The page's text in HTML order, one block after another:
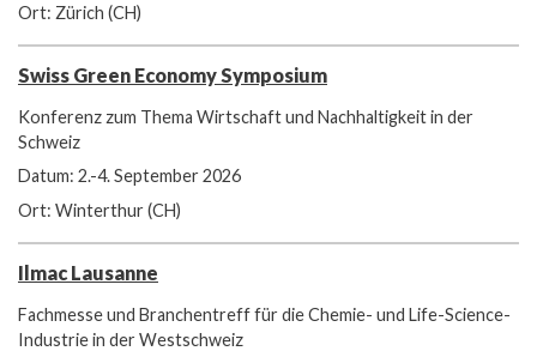
Ort: Zürich (CH)
Swiss Green Economy Symposium
Konferenz zum Thema Wirtschaft und Nachhaltigkeit in der
Schweiz
Datum: 2.-4. September 2026
Ort: Winterthur (CH)
Ilmac Lausanne
Fachmesse und Branchentreff für die Chemie- und Life-Science-
Industrie in der Westschweiz